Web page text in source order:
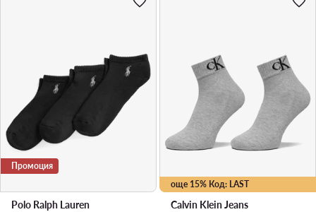
Промоция
Polo Ralph Lauren
още 15% Код: LAST
Calvin Klein Jeans